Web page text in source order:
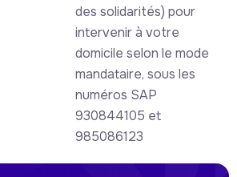
des solidarités) pour
intervenir à votre
domicile selon le mode
mandataire, sous les
numéros SAP
930844105 et
985086123